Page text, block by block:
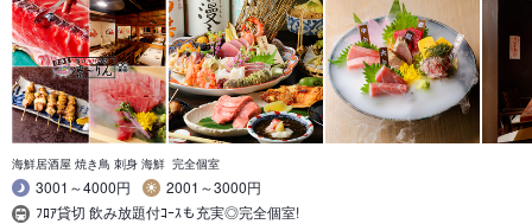
海鮮居酒屋 焼き鳥 刺身 海鮮 完全個室
3001～4000円
2001～3000円
ﾌﾛｱ貸切 飲み放題付ｺｰｽも充実◎完全個室!